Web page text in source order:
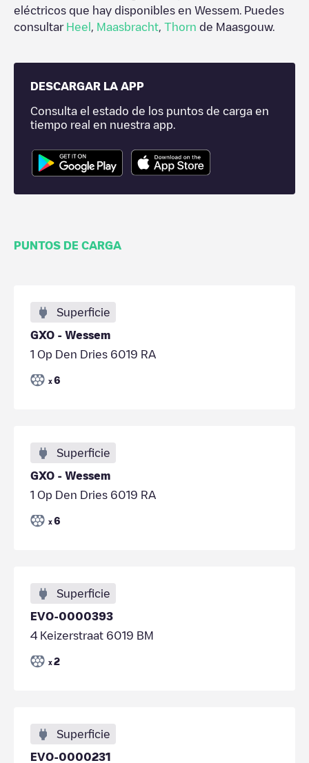
eléctricos que hay disponibles en Wessem . Puedes
consultar Heel Maasbracht Thorn de Maasgouw.
DESCARGAR LA APP
Consulta el estado de los puntos de carga en
tiempo real en nuestra app.
PUNTOS DE CARGA
Superficie
GXO - Wessem
1 Op Den Dries 6019 RA
x 6
Superficie
GXO - Wessem
1 Op Den Dries 6019 RA
x 6
Superficie
EVO-0000393
4 Keizerstraat 6019 BM
x 2
Superficie
EVO-0000231